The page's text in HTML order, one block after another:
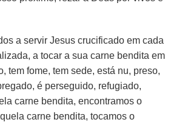
a servir Jesus crucificado em cada
a tocar a sua carne bendita em
tem fome, tem sede, está nu, preso,
é perseguido, refugiado,
carne bendita, encontramos o
carne bendita, tocamos o